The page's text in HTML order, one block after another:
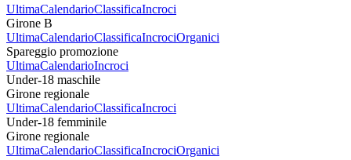
UltimaCalendarioClassificaIncroci
Girone B
UltimaCalendarioClassificaIncrociOrganici
Spareggio promozione
UltimaCalendarioIncroci
Under-18 maschile
Girone regionale
UltimaCalendarioClassificaIncroci
Under-18 femminile
Girone regionale
UltimaCalendarioClassificaIncrociOrganici